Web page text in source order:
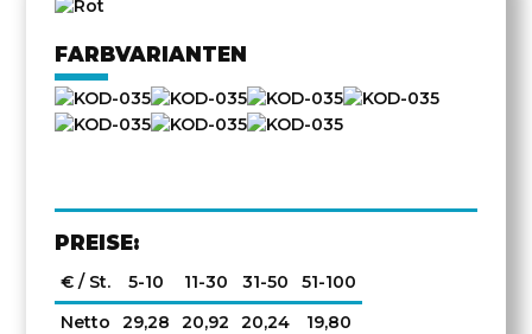
FARBVARIANTEN
PREISE:
€ / St. 5-10 11-30 31-50
51-100
Netto
29,28 20,92 20,24 19,80